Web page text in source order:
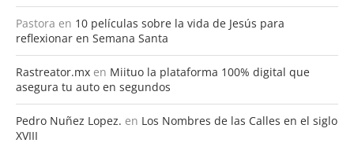
Pastora en 10 películas sobre la vida de Jesús para
reflexionar en Semana Santa
Rastreator.mx en Miituo la plataforma 100% digital que
asegura tu auto en segundos
Pedro Nuñez Lopez. en Los Nombres de las Calles en el siglo
XVIII